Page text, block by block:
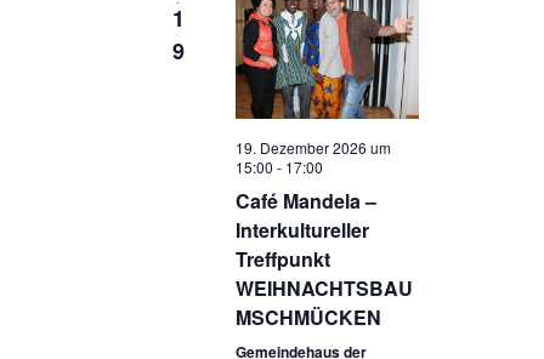
1
9
19. Dezember 2026 um
15:00 - 17:00
Café Mandela –
Interkultureller
Treffpunkt
WEIHNACHTSBAU
MSCHMÜCKEN
Gemeindehaus der